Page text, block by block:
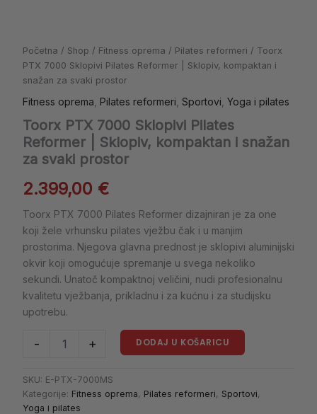
Početna / Shop / Fitness oprema / Pilates reformeri / Toorx
PTX 7000 Sklopivi Pilates Reformer | Sklopiv, kompaktan i
snažan za svaki prostor
Fitness oprema Pilates reformeri Sportovi Yoga i pilates
Toorx PTX 7000 Sklopivi Pilates
Reformer | Sklopiv, kompaktan i snažan
za svaki prostor
2.399,00 €
Toorx PTX 7000 Pilates Reformer dizajniran je za one
koji žele vrhunsku pilates vježbu čak i u manjim
prostorima. Njegova glavna prednost je sklopivi aluminijski
okvir koji omogućuje spremanje u svega nekoliko
sekundi. Unatoč kompaktnoj veličini, nudi profesionalnu
kvalitetu vježbanja, prikladnu i za kućnu i za studijsku
upotrebu.
-
količina
+ DODAJ U KOŠARICU
SKU: E-PTX-7000MS
Kategorije: Fitness oprema, Pilates reformeri, Sportovi,
Yoga i pilates